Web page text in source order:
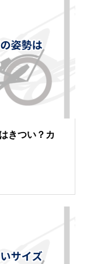
きつい？カ